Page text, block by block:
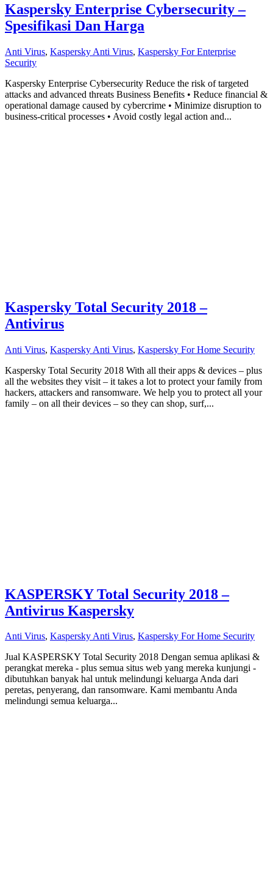
Kaspersky Enterprise Cybersecurity –
Spesifikasi Dan Harga
Anti Virus, Kaspersky Anti Virus, Kaspersky For Enterprise
Security
Kaspersky Enterprise Cybersecurity Reduce the risk of targeted
attacks and advanced threats Business Benefits • Reduce financial &
operational damage caused by cybercrime • Minimize disruption to
business-critical processes • Avoid costly legal action and...
Kaspersky Total Security 2018 –
Antivirus
Anti Virus, Kaspersky Anti Virus, Kaspersky For Home Security
Kaspersky Total Security 2018 With all their apps & devices – plus
all the websites they visit – it takes a lot to protect your family from
hackers, attackers and ransomware. We help you to protect all your
family – on all their devices – so they can shop, surf,...
KASPERSKY Total Security 2018 –
Antivirus Kaspersky
Anti Virus, Kaspersky Anti Virus, Kaspersky For Home Security
Jual KASPERSKY Total Security 2018 Dengan semua aplikasi &
perangkat mereka - plus semua situs web yang mereka kunjungi -
dibutuhkan banyak hal untuk melindungi keluarga Anda dari
peretas, penyerang, dan ransomware. Kami membantu Anda
melindungi semua keluarga...